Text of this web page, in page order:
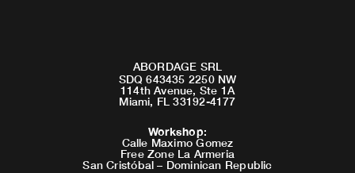
ABORDAGE SRL
SDQ 643435 2250 NW
114th Avenue, Ste 1A
Miami, FL 33192-4177
Workshop:
Calle Maximo Gomez
Free Zone La Armeria
San Cristóbal – Dominican Republic